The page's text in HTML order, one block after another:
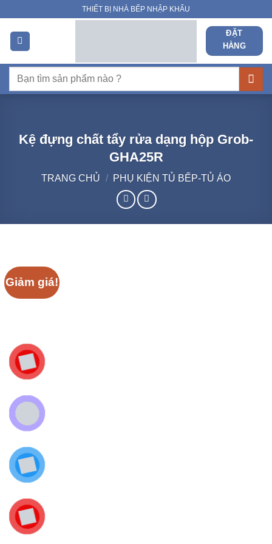
nội
dung
THIẾT BỊ NHÀ BẾP NHẬP KHẨU
ĐẶT
HÀNG
Tìm
Kệ đựng chất tẩy rửa dạng hộp Grob-
GHA25R
TRANG CHỦ / PHỤ KIỆN TỦ BẾP-TỦ ÁO
Giảm giá!